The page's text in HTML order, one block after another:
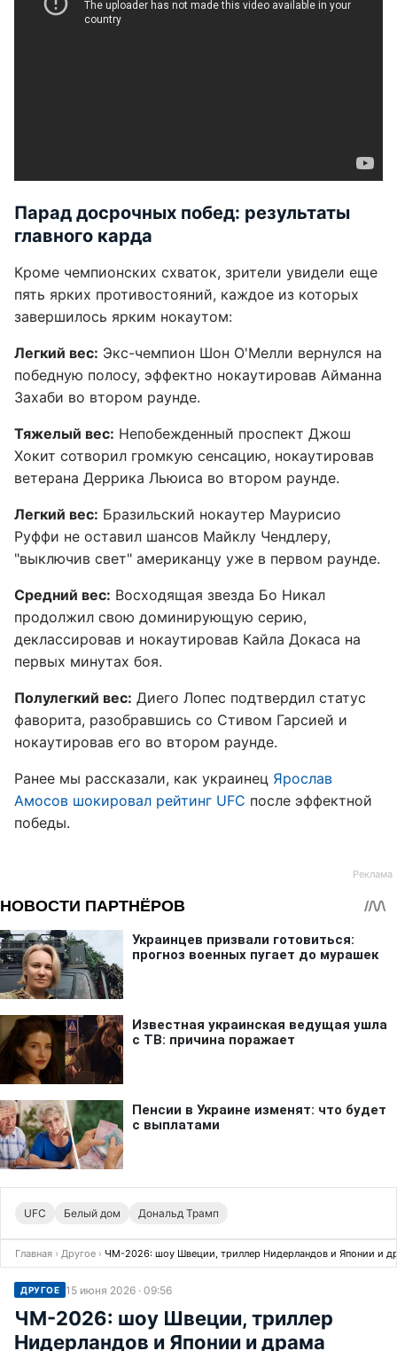
Парад досрочных побед: результаты
главного карда
Кроме чемпионских схваток, зрители увидели еще
пять ярких противостояний, каждое из которых
завершилось ярким нокаутом:
Легкий вес: Экс-чемпион Шон О'Мелли вернулся на
победную полосу, эффектно нокаутировав Айманна
Захаби во втором раунде.
Тяжелый вес: Непобежденный проспект Джош
Хокит сотворил громкую сенсацию, нокаутировав
ветерана Деррика Льюиса во втором раунде.
Легкий вес: Бразильский нокаутер Маурисио
Руффи не оставил шансов Майклу Чендлеру,
"выключив свет" американцу уже в первом раунде.
Средний вес: Восходящая звезда Бо Никал
продолжил свою доминирующую серию,
деклассировав и нокаутировав Кайла Докаса на
первых минутах боя.
Полулегкий вес: Диего Лопес подтвердил статус
фаворита, разобравшись со Стивом Гарсией и
нокаутировав его во втором раунде.
Ранее мы рассказали, как украинец Ярослав
Амосов шокировал рейтинг UFC после эффектной
победы.
UFC Белый дом Дональд Трамп
Главная › Другое › ЧМ-2026: шоу Швеции, триллер Нидерландов и Японии и
ДРУГОЕ 15 июня 2026 · 09:56
ЧМ-2026: шоу Швеции, триллер
Нидерландов и Японии и драма